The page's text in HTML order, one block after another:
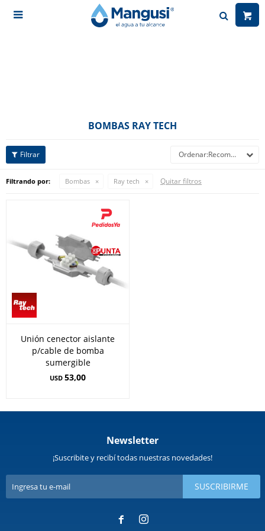

BOMBAS RAY TECH
Recomendados
Filtrando por: Bombas Ray tech Quitar filtros
Unión cenector aislante
p/cable de bomba
sumergible
USD 53,00
Newsletter
¡Suscribite y recibí todas nuestras novedades!
SUSCRIBIRME
 